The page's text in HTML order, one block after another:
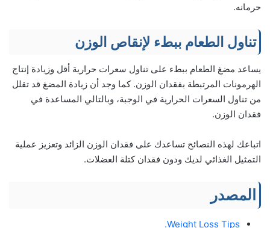
حرمانه.
تناول الطعام ببطء لإنقاص الوزن
يساعد مضغ الطعام ببطء على تناول سعرات حرارية أقل وزيادة إنتاج
الهرمونات المرتبطة بفقدان الوزن. كما وجد أن زيادة المضغ قد تقلل
من تناول السعرات الحرارية في الوجبة، وبالتالي المساعدة في
فقدان الوزن.
اتباعك لهذه النصائح تساعدك على فقدان الوزن الزائد وتعزيز عملية
التمثيل الغذائي لديك ودون فقدان كتلة العضلات.
المصدر
Weight Loss Tips.